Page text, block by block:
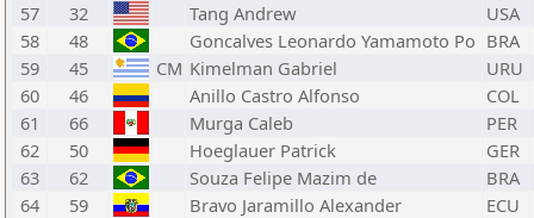
57
32 Tang Andrew USA
58
48 Goncalves Leonardo Yamamoto Po BRA
59
45 CM Kimelman Gabriel URU
60
46 Anillo Castro Alfonso COL
61
66 Murga Caleb PER
62
50 Hoeglauer Patrick GER
63
62 Souza Felipe Mazim de BRA
64
59 Bravo Jaramillo Alexander ECU